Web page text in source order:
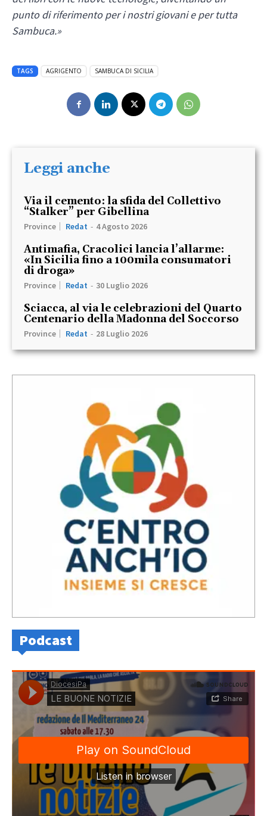
punto di riferimento per i nostri giovani e per tutta
Sambuca.»
TAGS AGRIGENTO SAMBUCA DI SICILIA
Leggi anche
Via il cemento: la sfida del Collettivo
“Stalker” per Gibellina
Province Redat - 4 Agosto 2026
Antimafia, Cracolici lancia l’allarme:
«In Sicilia fino a 100mila consumatori
di droga»
Province Redat - 30 Luglio 2026
Sciacca, al via le celebrazioni del Quarto
Centenario della Madonna del Soccorso
Province Redat - 28 Luglio 2026
Podcast